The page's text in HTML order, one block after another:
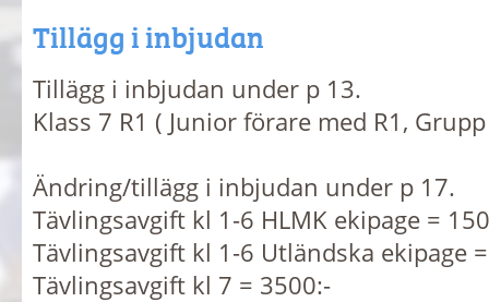
Tillägg i inbjudan
Tillägg i inbjudan under p 13.
Klass 7 R1 ( Junior förare med R1,
Ändring/tillägg i inbjudan under p 17.
Tävlingsavgift kl 1-6 HLMK ekipage =
Tävlingsavgift kl 1-6 Utländska ekipage
Tävlingsavgift kl 7 = 3500:-